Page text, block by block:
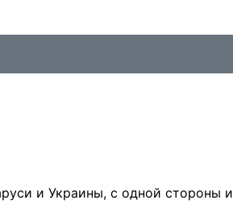
и Украины, с одной стороны и